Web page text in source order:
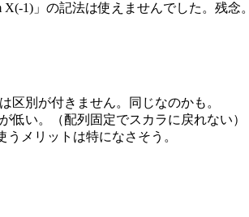
1)」の記法は使えませんでした。残念。
区別が付きません。同じなのかも。
低い。（配列固定でスカラに戻れない）
メリットは特になさそう。